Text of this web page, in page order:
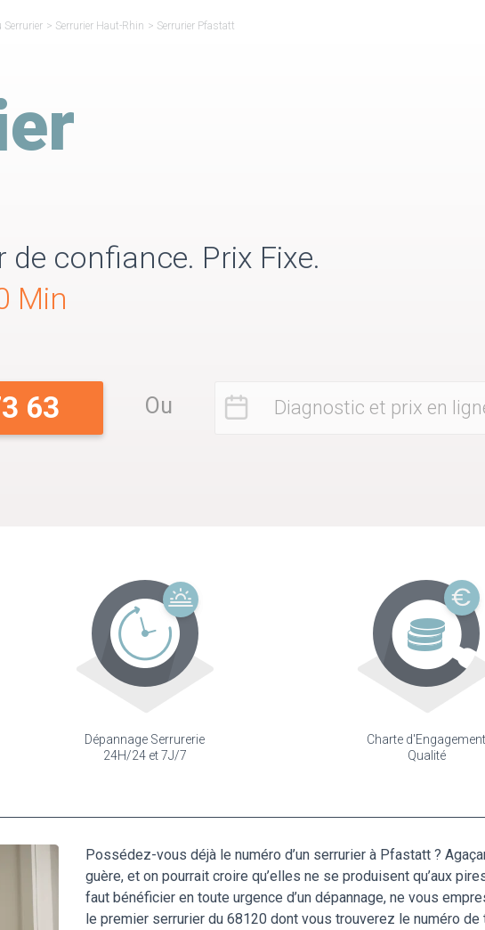
Serrurier > Serrurier Haut-Rhin > Serrurier Pfastatt
confiance. Prix Fixe.
Min
63 Ou Diagnostic et prix en
Dépannage Serrurerie
24H/24 et 7J/7
Charte d'Engagement
Qualité
Possédez-vous déjà le numéro d’un serrurier à Pfastatt ?
guère, et on pourrait croire qu’elles ne se produisent qu’aux
faut bénéficier en toute urgence d’un dépannage, ne vous
le premier serrurier du 68120 dont vous trouverez le numéro